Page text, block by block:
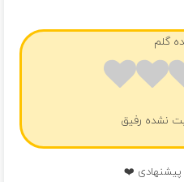
گلم
نشده رفیق
❤️